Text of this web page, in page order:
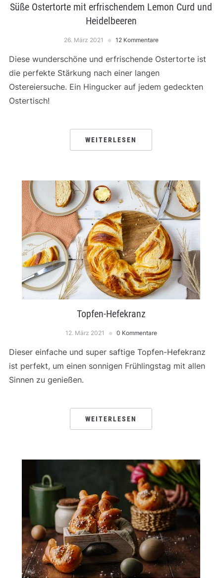
Süße Ostertorte mit erfrischendem Lemon Curd und
Heidelbeeren
26. März 2021 12 Kommentare
Diese wunderschöne und erfrischende Ostertorte ist
die perfekte Stärkung nach einer langen
Ostereiersuche. Ein Hingucker auf jedem gedeckten
Ostertisch!
WEITERLESEN
Topfen-Hefekranz
12. März 2021 0 Kommentare
Dieser einfache und super saftige Topfen-Hefekranz
ist perfekt, um einen sonnigen Frühlingstag mit allen
Sinnen zu genießen.
WEITERLESEN